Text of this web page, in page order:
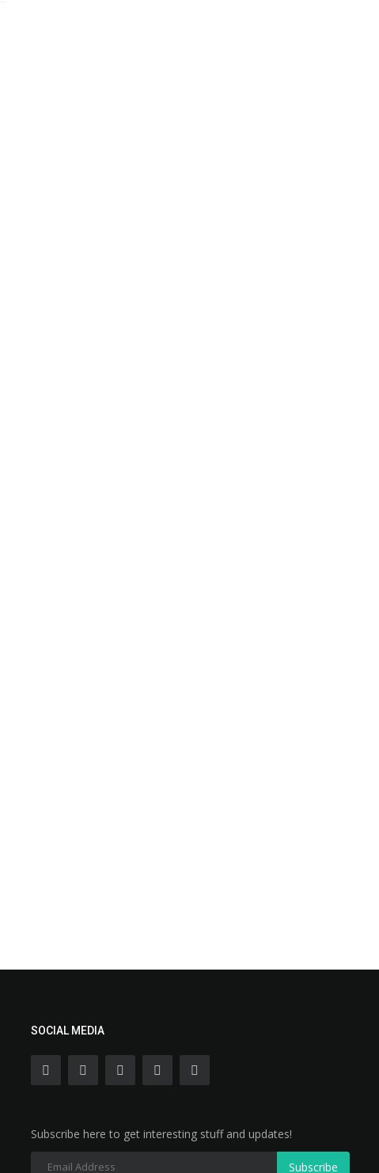
SOCIAL MEDIA
Subscribe here to get interesting stuff and updates!
Subscribe